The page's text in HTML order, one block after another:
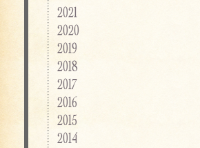
2021
2020
2019
2018
2017
2016
2015
2014